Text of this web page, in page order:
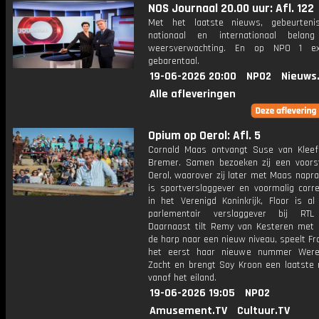
NOS Journaal 20.00 uur: Afl. 122
Met het laatste nieuws,
nationaal en internationaal
weersverwachting. En op NPO 1
gebarentaal.
19-06-2026 20:00 NPO2
Alle afleveringen
Opium op Oerol: Afl. 5
Cornald Maas ontvangt Suse van
Bremer. Samen bezoeken zij een
Oerol, waarover zij later met Maas
is sportverslaggever en voormalig
in het Verenigd Koninkrijk, Floor is
parlementair verslaggever bij RTL
Daarnaast tilt Remy van Kesteren met
de harp naar een nieuw niveau, speelt
het eerst haar nieuwe nummer
Zacht en brengt Soy Kroon een laatste
vanaf het eiland.
19-06-2026 19:05
NPO2
Amusement.TV
Cultuur.TV